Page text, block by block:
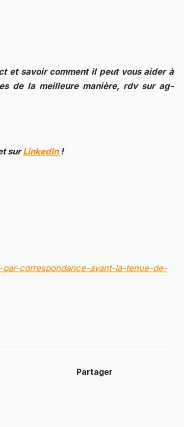
et savoir comment il peut vous aider à
de la meilleure manière, rdv sur ag-
surLinkedIn !
correspondance-avant-la-tenue-de-
Partager